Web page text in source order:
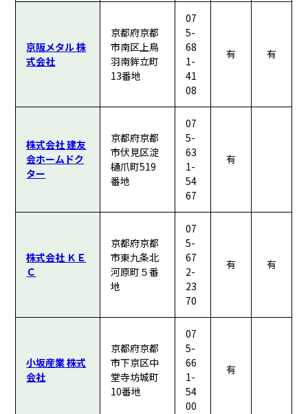
京阪メタル 株
式会社
京都府京都
市南区上鳥
羽南鉾立町
13番地
07
5-
68
1-
41
08
有 有
株式会社 建友
会ホームドク
ター
京都府京都
市伏見区淀
樋爪町519
番地
07
5-
63
1-
54
67
有
株式会社 ＫＥ
Ｃ
京都府京都
市東九条北
河原町５番
地
07
5-
67
2-
23
70
有 有
小坂産業 株式
会社
京都府京都
市下京区中
堂寺坊城町
10番地
07
5-
66
1-
54
00
有